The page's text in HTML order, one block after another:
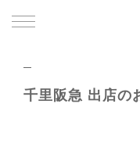
千里阪急 出店の